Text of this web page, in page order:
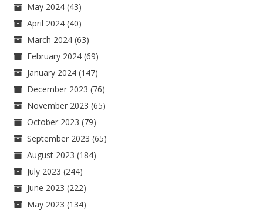
May 2024 (43)
April 2024 (40)
March 2024 (63)
February 2024 (69)
January 2024 (147)
December 2023 (76)
November 2023 (65)
October 2023 (79)
September 2023 (65)
August 2023 (184)
July 2023 (244)
June 2023 (222)
May 2023 (134)